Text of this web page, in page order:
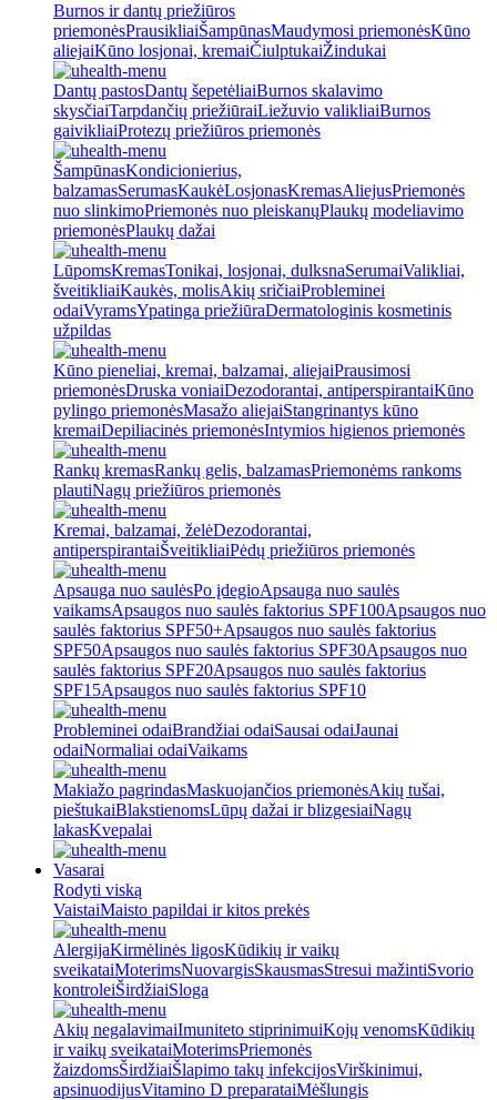
Burnos ir dantų priežiūros
priemonėsPrausikliaiŠampūnasMaudymosi priemonėsKūno
aliejaiKūno losjonai, kremaiČiulptukaiŽindukai
Dantų pastosDantų šepetėliaiBurnos skalavimo
skysčiaiTarpdančių priežiūraiLiežuvio valikliaiBurnos
gaivikliaiProtezų priežiūros priemonės
ŠampūnasKondicionierius,
balzamasSerumasKaukėLosjonasKremasAliejusPriemonės
nuo slinkimoPriemonės nuo pleiskanųPlaukų modeliavimo
priemonėsPlaukų dažai
LūpomsKremasTonikai, losjonai, dulksnaSerumaiValikliai,
šveitikliaiKaukės, molisAkių sričiaiProbleminei
odaiVyramsYpatinga priežiūraDermatologinis kosmetinis
užpildas
Kūno pieneliai, kremai, balzamai, aliejaiPrausimosi
priemonėsDruska voniaiDezodorantai, antiperspirantaiKūno
pylingo priemonėsMasažo aliejaiStangrinantys kūno
kremaiDepiliacinės priemonėsIntymios higienos priemonės
Rankų kremasRankų gelis, balzamasPriemonėms rankoms
plautiNagų priežiūros priemonės
Kremai, balzamai, želėDezodorantai,
antiperspirantaiŠveitikliaiPėdų priežiūros priemonės
Apsauga nuo saulėsPo įdegioApsauga nuo saulės
vaikamsApsaugos nuo saulės faktorius SPF100Apsaugos nuo
saulės faktorius SPF50+Apsaugos nuo saulės faktorius
SPF50Apsaugos nuo saulės faktorius SPF30Apsaugos nuo
saulės faktorius SPF20Apsaugos nuo saulės faktorius
SPF15Apsaugos nuo saulės faktorius SPF10
Probleminei odaiBrandžiai odaiSausai odaiJaunai
odaiNormaliai odaiVaikams
Makiažo pagrindasMaskuojančios priemonėsAkių tušai,
pieštukaiBlakstienomsLūpų dažai ir blizgesiaiNagų
lakasKvepalai
Vasarai
Rodyti viską
VaistaiMaisto papildai ir kitos prekės
AlergijaKirmėlinės ligosKūdikių ir vaikų
sveikataiMoterimsNuovargisSkausmasStresui mažintiSvorio
kontroleiŠirdžiaiSloga
Akių negalavimaiImuniteto stiprinimuiKojų venomsKūdikių
ir vaikų sveikataiMoterimsPriemonės
žaizdomsŠirdžiaiŠlapimo takų infekcijosVirškinimui,
apsinuodijusVitamino D preparataiMėšlungis